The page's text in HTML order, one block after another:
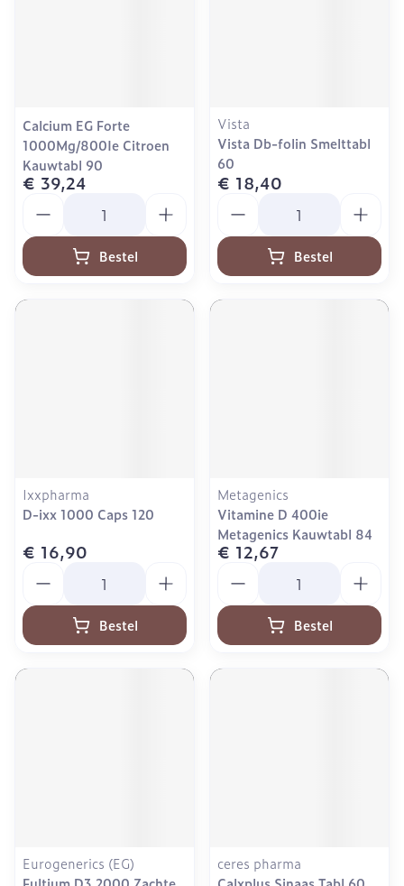
Calcium EG Forte
1000Mg/800Ie Citroen
Kauwtabl 90
€ 39,24
Bestel
Vista
Vista Db-folin Smelttabl
60
€ 18,40
Bestel
Ixxpharma
D-ixx 1000 Caps 120
€ 16,90
Bestel
Metagenics
Vitamine D 400ie
Metagenics Kauwtabl 84
€ 12,67
Bestel
Eurogenerics (EG)
ceres pharma